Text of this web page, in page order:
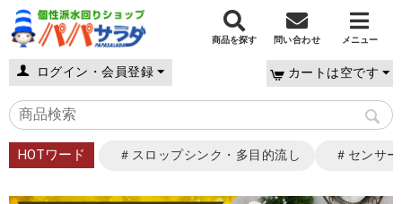
商品を探す 問い合わせ メニュー
ログイン・会員登録 カートは空です
HOTワード ＃スロップシンク・多目的流し ＃センサ